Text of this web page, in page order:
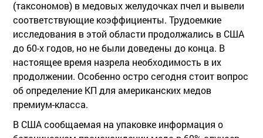
(таксономов) в медовых желудочках пчел и вывели
соответствующие коэффициенты. Трудоемкие
исследования в этой области продолжались в США
до 60-х годов, но не были доведены до конца. В
настоящее время назрела необходимость в их
продолжении. Особенно остро сегодня стоит вопрос
об определение КП для американских медов
премиум-класса.
В США сообщаемая на упаковке информация о